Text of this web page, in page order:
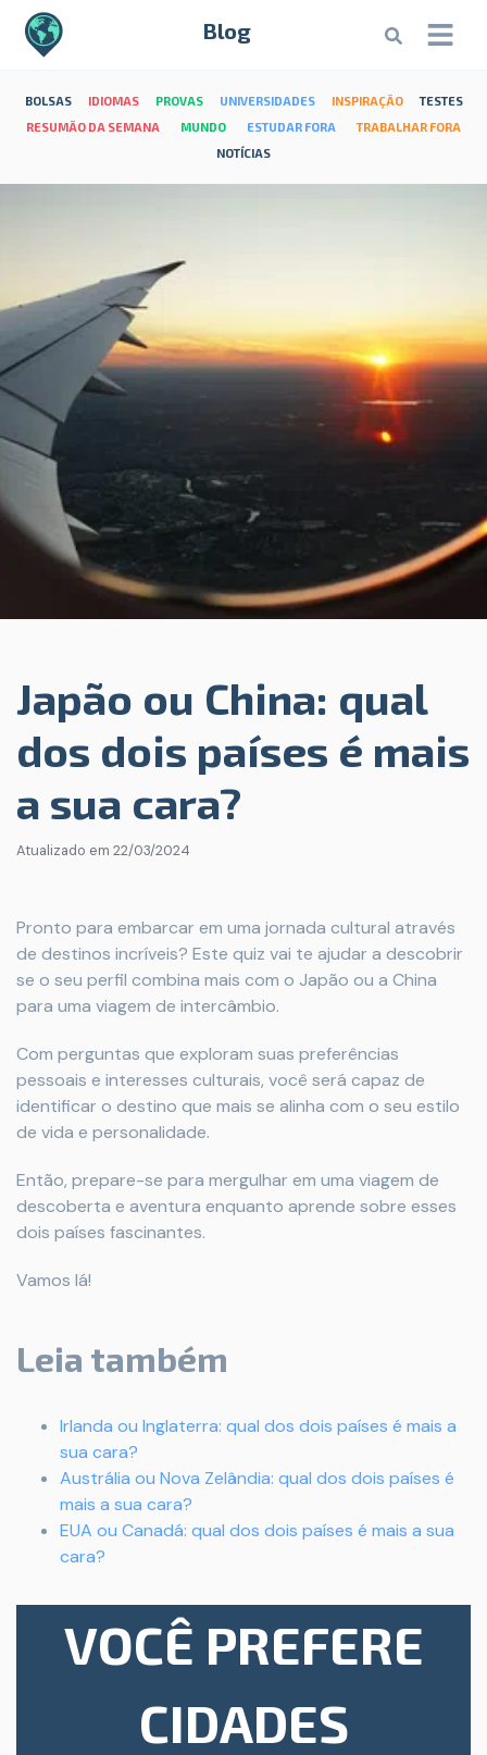
Blog
BOLSAS IDIOMAS PROVAS UNIVERSIDADES INSPIRAÇÃO
TESTES
RESUMÃO DA SEMANA
MUNDO ESTUDAR FORA
TRABALHAR FORA
NOTÍCIAS
Japão ou China: qual
dos dois países é mais
a sua cara?
Atualizado em 22/03/2024
Pronto para embarcar em uma jornada cultural através
de destinos incríveis? Este quiz vai te ajudar a descobrir
se o seu perfil combina mais com o Japão ou a China
para uma viagem de intercâmbio.
Com perguntas que exploram suas preferências
pessoais e interesses culturais, você será capaz de
identificar o destino que mais se alinha com o seu estilo
de vida e personalidade.
Então, prepare-se para mergulhar em uma viagem de
descoberta e aventura enquanto aprende sobre esses
dois países fascinantes.
Vamos lá!
Leia também
Irlanda ou Inglaterra: qual dos dois países é mais a
sua cara?
Austrália ou Nova Zelândia: qual dos dois países é
mais a sua cara?
EUA ou Canadá: qual dos dois países é mais a sua
cara?
VOCÊ PREFERE
CIDADES